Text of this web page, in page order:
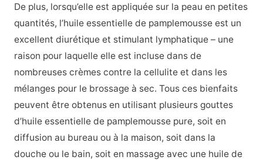
De plus, lorsqu’elle est appliquée sur la peau en petites
quantités, l’huile essentielle de pamplemousse est un
excellent diurétique et stimulant lymphatique – une
raison pour laquelle elle est incluse dans de
nombreuses crèmes contre la cellulite et dans les
mélanges pour le brossage à sec. Tous ces bienfaits
peuvent être obtenus en utilisant plusieurs gouttes
d’huile essentielle de pamplemousse pure, soit en
diffusion au bureau ou à la maison, soit dans la
douche ou le bain, soit en massage avec une huile de